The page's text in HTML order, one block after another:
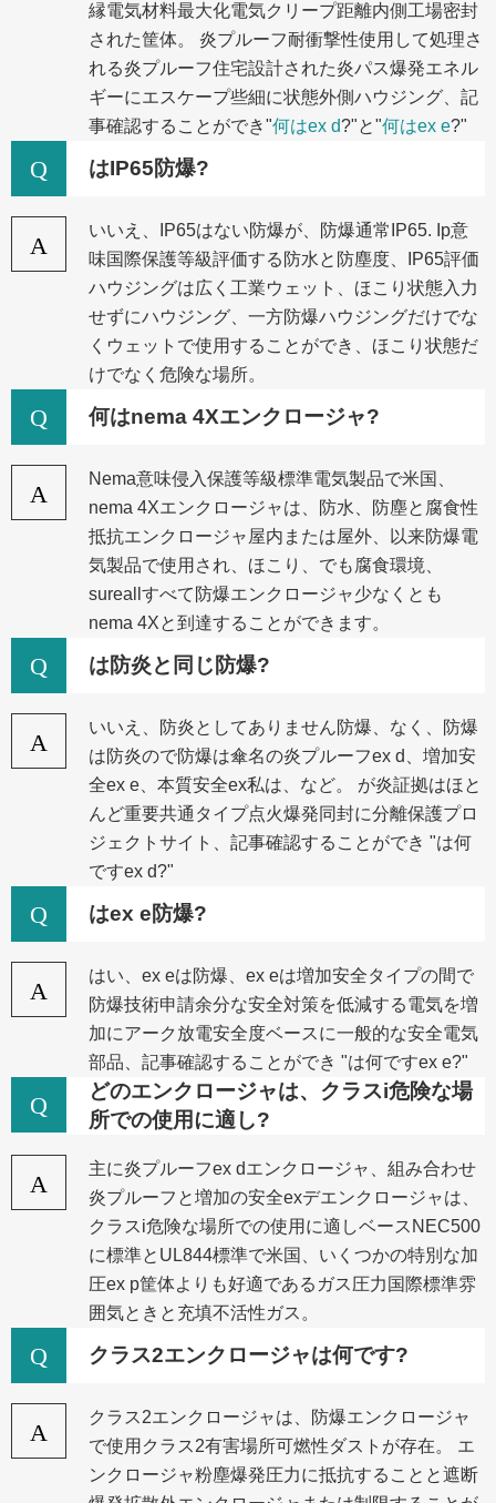
縁電気材料最大化電気クリープ距離内側工場密封
された筐体。 炎プルーフ耐衝撃性使用して処理さ
れる炎プルーフ住宅設計された炎パス爆発エネル
ギーにエスケープ些細に状態外側ハウジング、記
事確認することができ"何はex d?"と"何はex e?"
Q はIP65防爆?
A
いいえ、IP65はない防爆が、防爆通常IP65. Ip意
味国際保護等級評価する防水と防塵度、IP65評価
ハウジングは広く工業ウェット、ほこり状態入力
せずにハウジング、一方防爆ハウジングだけでな
くウェットで使用することができ、ほこり状態だ
けでなく危険な場所。
Q 何はnema 4Xエンクロージャ?
A
Nema意味侵入保護等級標準電気製品で米国、
nema 4Xエンクロージャは、防水、防塵と腐食性
抵抗エンクロージャ屋内または屋外、以来防爆電
気製品で使用され、ほこり、でも腐食環境、
sureallすべて防爆エンクロージャ少なくとも
nema 4Xと到達することができます。
Q は防炎と同じ防爆?
A
いいえ、防炎としてありません防爆、なく、防爆
は防炎ので防爆は傘名の炎プルーフex d、増加安
全ex e、本質安全ex私は、など。 が炎証拠はほと
んど重要共通タイプ点火爆発同封に分離保護プロ
ジェクトサイト、記事確認することができ "は何
ですex d?"
Q はex e防爆?
A
はい、ex eは防爆、ex eは増加安全タイプの間で
防爆技術申請余分な安全対策を低減する電気を増
加にアーク放電安全度ベースに一般的な安全電気
部品、記事確認することができ "は何ですex e?"
Q
どのエンクロージャは、クラスi危険な場
所での使用に適し?
A
主に炎プルーフex dエンクロージャ、組み合わせ
炎プルーフと増加の安全exデエンクロージャは、
クラスi危険な場所での使用に適しベースNEC500
に標準とUL844標準で米国、いくつかの特別な加
圧ex p筐体よりも好適であるガス圧力国際標準雰
囲気ときと充填不活性ガス。
Q クラス2エンクロージャは何です?
A
クラス2エンクロージャは、防爆エンクロージャ
で使用クラス2有害場所可燃性ダストが存在。 エ
ンクロージャ粉塵爆発圧力に抵抗することと遮断